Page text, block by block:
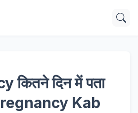
कितने दिन में पता
Kab